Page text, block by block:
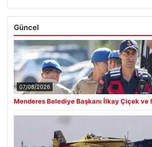
Güncel
07/08/2026
Menderes Belediye Başkanı İlkay Çiçek ve